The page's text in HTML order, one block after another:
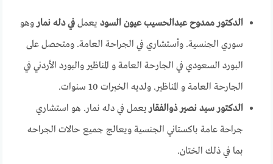
الدكتور ممدوح عبدالحسيب عيون السود يعمل في دله نماروهو
سوري الجنسية. وأستشاري في الجراحة العامة. ومتحصل على
البورد السعودي في الجارحة العامة و المناظير والبورد الأردني في
الجارحة العامة و المناظير. ولديه الخبرات 10 سنوات.
الدكتور سيد نصير ذوالفقاريعمل في دله نمار. هو استشاري
جراحة عامة باكستاني الجنسية ويعالج جميع حالات الجراحه
بما في ذلك الختان.